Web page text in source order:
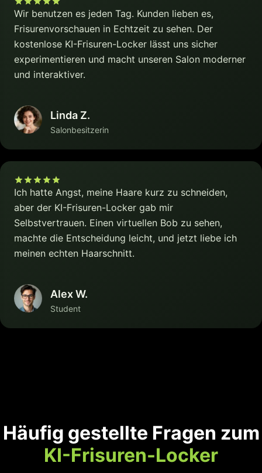
Wir benutzen es jeden Tag. Kunden lieben es,
Frisurenvorschauen in Echtzeit zu sehen. Der
kostenlose KI-Frisuren-Locker lässt uns sicher
experimentieren und macht unseren Salon moderner
und interaktiver.
Linda Z.
Salonbesitzerin
Ich hatte Angst, meine Haare kurz zu schneiden,
aber der KI-Frisuren-Locker gab mir
Selbstvertrauen. Einen virtuellen Bob zu sehen,
machte die Entscheidung leicht, und jetzt liebe ich
meinen echten Haarschnitt.
Alex W.
Student
Häufig gestellte Fragen zum
KI-Frisuren-Locker